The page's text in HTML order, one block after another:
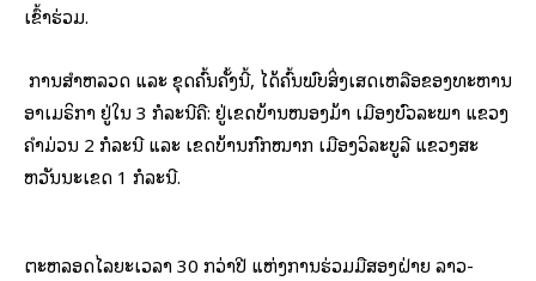
ເຂົ້າຮ່ວມ.
ການສໍາຫລວດ ແລະ ຂຸດຄົ້ນຄັ້ງນີ້, ໄດ້ຄົ້ນພົບສິ່ງເສດເຫລືອຂອງທະຫານ
ອາເມຣິກາ ຢູ່ໃນ 3 ກໍລະນີຄື: ຢູ່ເຂດບ້ານໜອງມ້າ ເມືອງບົວລະພາ ແຂວງ
ຄໍາມ່ວນ 2 ກໍລະນີ ແລະ ເຂດບ້ານກົກໝາກ ເມືອງວິລະບູລີ ແຂວງສະ
ຫວັນນະເຂດ 1 ກໍລະນີ.
ຕະຫລອດໄລຍະເວລາ 30 ກວ່າປີ ແຫ່ງການຮ່ວມມືສອງຝ່າຍ ລາວ-